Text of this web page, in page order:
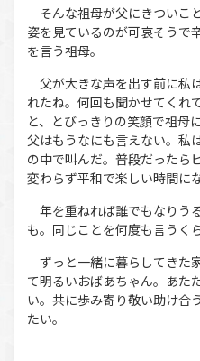
そんな祖母が父にきついこ
姿を見ているのが可哀そう
を言う祖母。
父が大きな声を出す前に私
れたね。何回も聞かせてくれ
と、とびっきりの笑顔で祖母
父はもうなにも言えない。私
の中で叫んだ。普段だったら
変わらず平和で楽しい時間に
年を重ねれば誰でもなりう
も。同じことを何度も言うく
ずっと一緒に暮らしてきた
て明るいおばあちゃん。あた
い。共に歩み寄り敬い助け合
たい。